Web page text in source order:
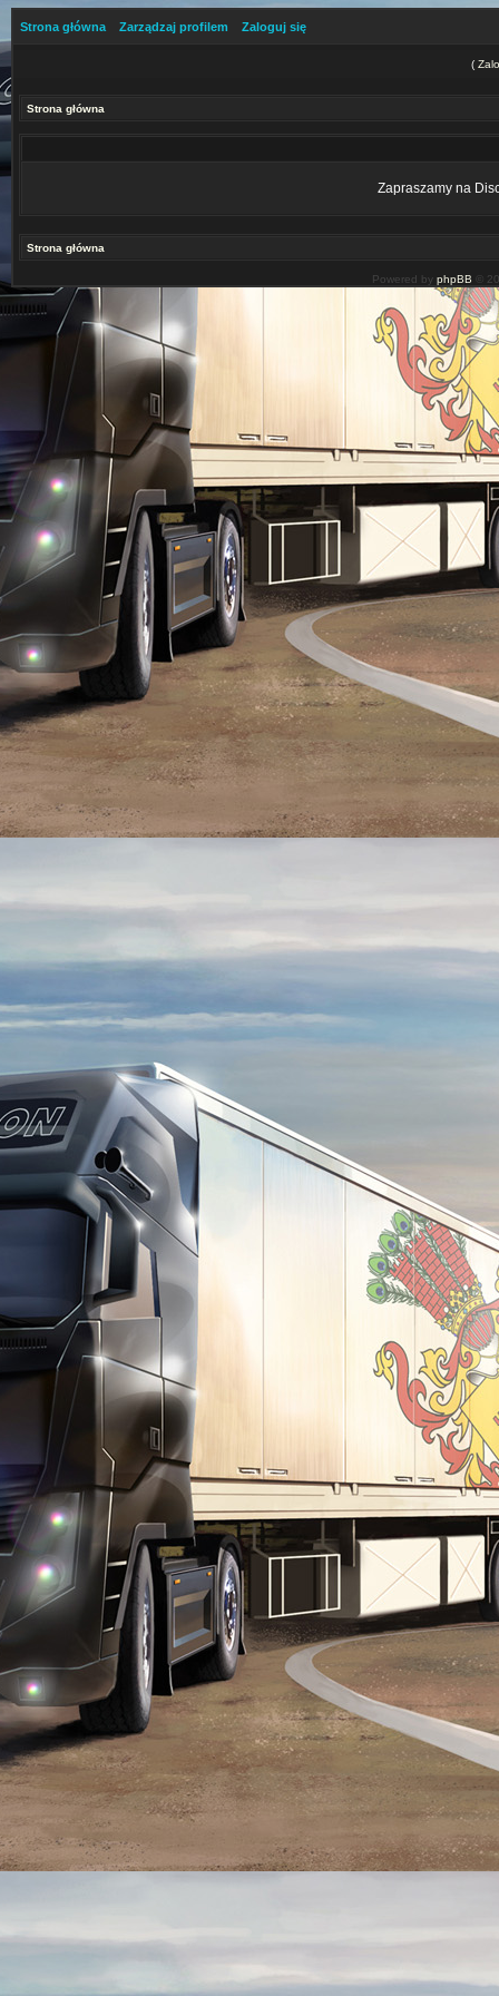
Strona główna Zarządzaj profilem Zaloguj się
(
Strona główna
Zapraszamy na
Strona główna
Powered by phpBB ©